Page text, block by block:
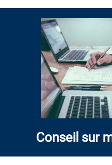
Conseil sur
Rédaction de discours,
de langage, adaptés à vos
En savoir +